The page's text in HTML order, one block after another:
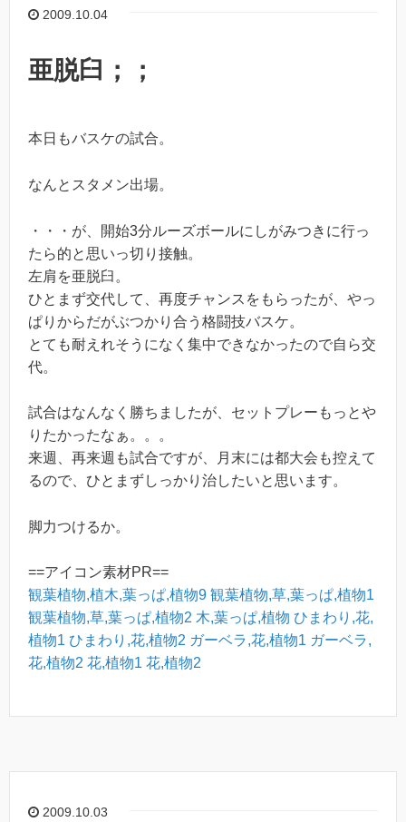
2009.10.04
亜脱臼；；
本日もバスケの試合。
なんとスタメン出場。
・・・が、開始3分ルーズボールにしがみつきに行っ
たら的と思いっ切り接触。
左肩を亜脱臼。
ひとまず交代して、再度チャンスをもらったが、やっ
ぱりからだがぶつかり合う格闘技バスケ。
とても耐えれそうになく集中できなかったので自ら交
代。
試合はなんなく勝ちましたが、セットプレーもっとや
りたかったなぁ。。。
来週、再来週も試合ですが、月末には都大会も控えて
るので、ひとまずしっかり治したいと思います。
脚力つけるか。
==アイコン素材PR==
観葉植物,植木,葉っぱ,植物9 観葉植物,草,葉っぱ,植物1
観葉植物,草,葉っぱ,植物2 木,葉っぱ,植物 ひまわり,花,
植物1 ひまわり,花,植物2 ガーベラ,花,植物1 ガーベラ,
花,植物2 花,植物1 花,植物2
2009.10.03